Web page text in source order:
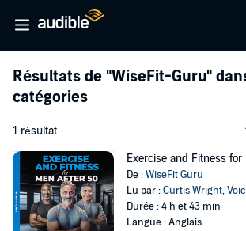
Résultats de "WiseFit-Guru"
catégories
1 résultat
Exercise and Fitness
De :WiseFit Guru
Lu par :Curtis Wright,
Durée : 4 h et 43 min
Langue : Anglais